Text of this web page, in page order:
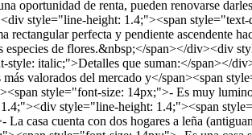
de renta, pueden renovarse
style="line-height: 1.4;"><span
perfecta y pendiente ascendente
especies de flores.&nbsp;</span></
italic;">Detalles que suman:</span></
valorados del mercado y</span><span
style="font-size: 14px;">- Es muy
style="line-height: 1.4;"><span
cuenta con dos hogares a leña